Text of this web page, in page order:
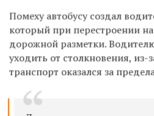
Помеху автобусу создал
который при перестроении
дорожной разметки.
уходить от столкновения, из-
транспорт оказался за